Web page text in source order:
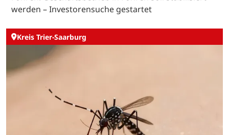
werden – Investorensuche gestartet
Kreis Trier-Saarburg